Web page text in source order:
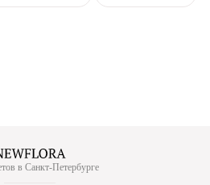
в Санкт-Петербурге